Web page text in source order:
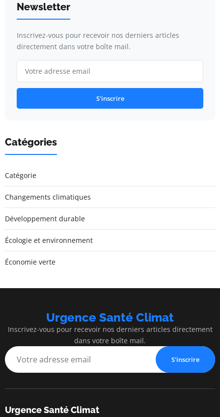
Newsletter
Inscrivez-vous pour recevoir nos derniers articles
directement dans votre boîte mail.
S'inscrire
Catégories
Catégorie
Changements climatiques
Développement durable
Écologie et environnement
Économie verte
Urgence Santé Climat
Inscrivez-vous pour recevoir nos derniers articles directement
dans votre boîte mail.
S'inscrire
Urgence Santé Climat